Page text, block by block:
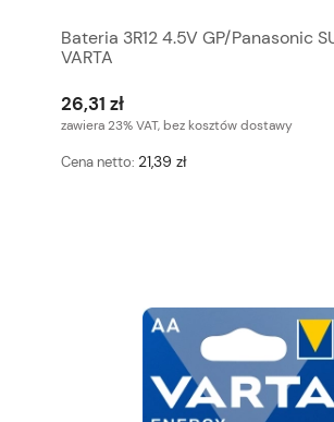
Bateria 3R12 4.5V GP/Panasonic
VARTA
26,31 zł
zawiera 23% VAT, bez kosztów dostawy
Cena netto: 21,39 zł